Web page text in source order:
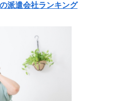
派遣会社ランキング